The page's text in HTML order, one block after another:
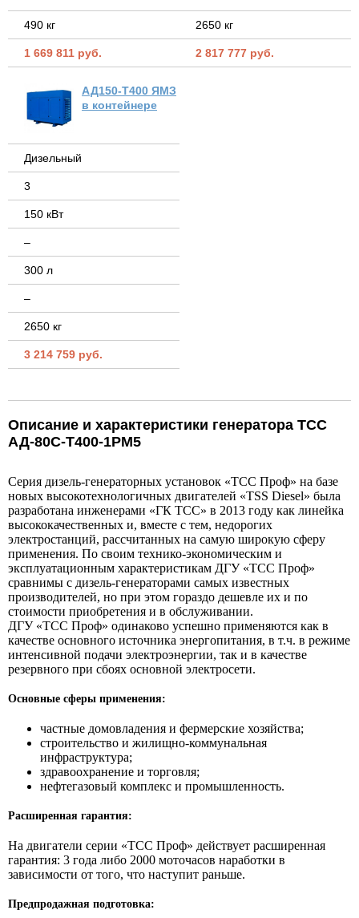
490 кг
1 669 811 руб.
2650 кг
2 817 777 руб.
АД150-Т400 ЯМЗ
в контейнере
Дизельный
3
150 кВт
–
300 л
–
2650 кг
3 214 759 руб.
Описание и характеристики генератора ТСС
АД-80С-Т400-1РМ5
Серия дизель-генераторных установок «ТСС Проф» на базе
новых высокотехнологичных двигателей «TSS Diesel» была
разработана инженерами «ГК ТСС» в 2013 году как линейка
высококачественных и, вместе с тем, недорогих
электростанций, рассчитанных на самую широкую сферу
применения. По своим технико-экономическим и
эксплуатационным характеристикам ДГУ «ТСС Проф»
сравнимы с дизель-генераторами самых известных
производителей, но при этом гораздо дешевле их и по
стоимости приобретения и в обслуживании.
ДГУ «ТСС Проф» одинаково успешно применяются как в
качестве основного источника энергопитания, в т.ч. в режиме
интенсивной подачи электроэнергии, так и в качестве
резервного при сбоях основной электросети.
Основные сферы применения:
частные домовладения и фермерские хозяйства;
строительство и жилищно-коммунальная
инфраструктура;
здравоохранение и торговля;
нефтегазовый комплекс и промышленность.
Расширенная гарантия:
На двигатели серии «ТСС Проф» действует расширенная
гарантия: 3 года либо 2000 моточасов наработки в
зависимости от того, что наступит раньше.
Предпродажная подготовка: